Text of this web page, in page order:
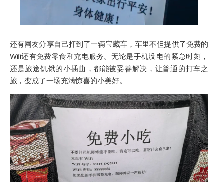
还有网友分享自己打到了一辆宝藏车，车里不但提供了免费的
Wifi还有免费零食和充电服务。无论是手机没电的紧急时刻，
还是旅途饥饿的小插曲，都能被妥善解决，让普通的打车之
旅，变成了一场充满惊喜的小美好。